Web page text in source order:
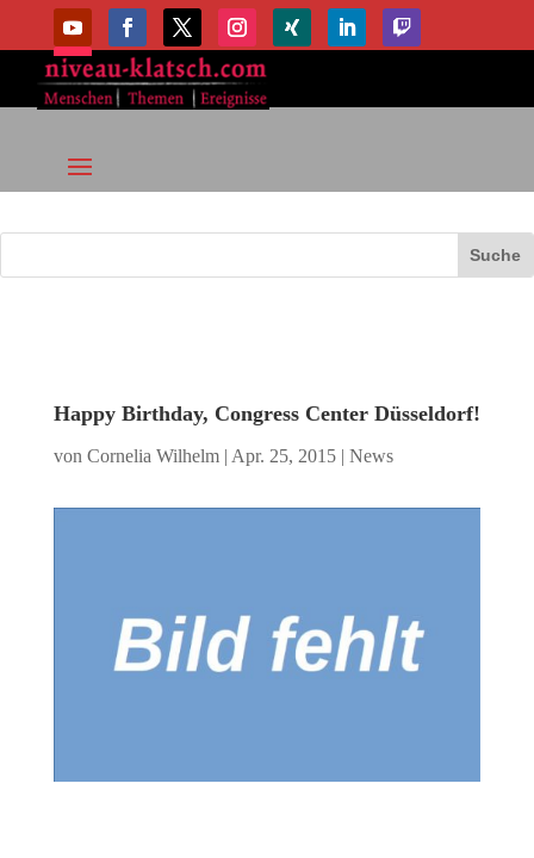
Happy Birthday, Congress Center Düsseldorf!
von Cornelia Wilhelm| Apr. 25, 2015| News